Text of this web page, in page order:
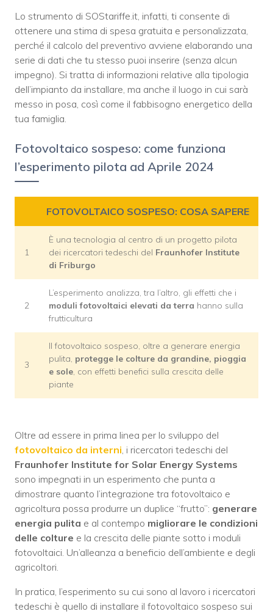
Lo strumento di SOStariffe.it, infatti, ti consente di
ottenere una stima di spesa gratuita e personalizzata,
perché il calcolo del preventivo avviene elaborando una
serie di dati che tu stesso puoi inserire (senza alcun
impegno). Si tratta di informazioni relative alla tipologia
dell’impianto da installare, ma anche il luogo in cui sarà
messo in posa, così come il fabbisogno energetico della
tua famiglia.
Fotovoltaico sospeso: come funziona
l’esperimento pilota ad Aprile 2024
FOTOVOLTAICO SOSPESO: COSA SAPERE
1
È una tecnologia al centro di un progetto pilota
dei ricercatori tedeschi del Fraunhofer Institute
di Friburgo
2
L’esperimento analizza, tra l’altro, gli effetti che i
moduli fotovoltaici elevati da terra hanno sulla
frutticultura
3
Il fotovoltaico sospeso, oltre a generare energia
pulita, protegge le colture da grandine, pioggia
e sole, con effetti benefici sulla crescita delle
piante
Oltre ad essere in prima linea per lo sviluppo del
fotovoltaico da interni, i ricercatori tedeschi del
Fraunhofer Institute for Solar Energy Systems
sono impegnati in un esperimento che punta a
dimostrare quanto l’integrazione tra fotovoltaico e
agricoltura possa produrre un duplice “frutto”: generare
energia pulita e al contempo migliorare le condizioni
delle colture e la crescita delle piante sotto i moduli
fotovoltaici. Un’alleanza a beneficio dell’ambiente e degli
agricoltori.
In pratica, l’esperimento su cui sono al lavoro i ricercatori
tedeschi è quello di installare il fotovoltaico sospeso sui